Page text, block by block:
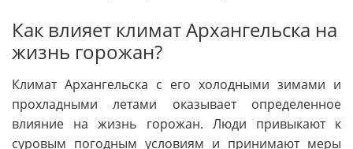
Как влияет климат Архангельска на
жизнь горожан?
Климат Архангельска с его холодными зимами и
прохладными летами оказывает определенное
влияние на жизнь горожан. Люди привыкают к
суровым погодным условиям и принимают меры